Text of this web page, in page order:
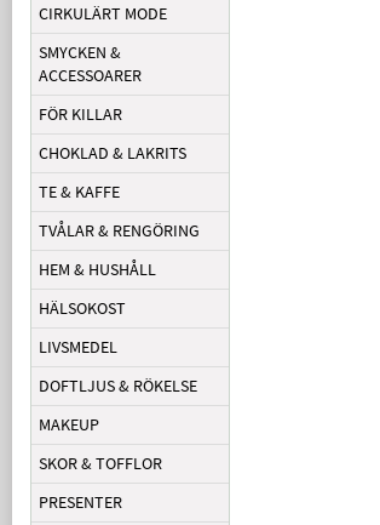
CIRKULÄRT MODE
SMYCKEN &
ACCESSOARER
FÖR KILLAR
CHOKLAD & LAKRITS
TE & KAFFE
TVÅLAR & RENGÖRING
HEM & HUSHÅLL
HÄLSOKOST
LIVSMEDEL
DOFTLJUS & RÖKELSE
MAKEUP
SKOR & TOFFLOR
PRESENTER